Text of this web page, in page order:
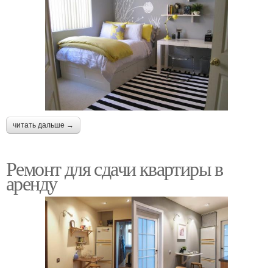
читать дальше →
Ремонт для сдачи квартиры в
аренду